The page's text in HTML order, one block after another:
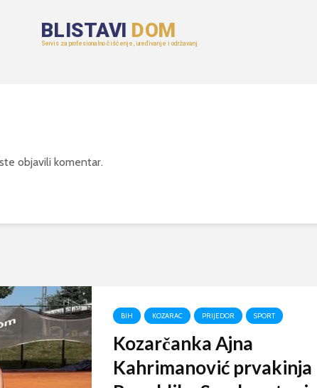
objavili komentar.
BIH KOZARAC PRIJEDOR SPORT
Kozarčanka Ajna
Kahrimanović prvakinja